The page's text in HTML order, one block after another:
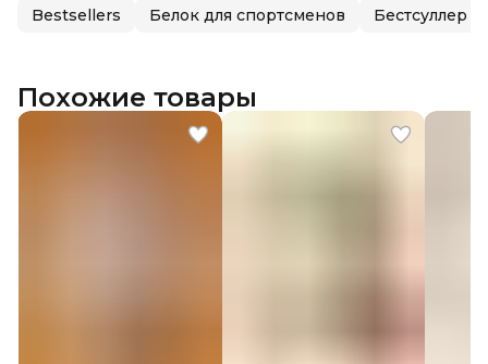
Bestsellers Белок для спортсменов Бестсуллер
Похожие товары